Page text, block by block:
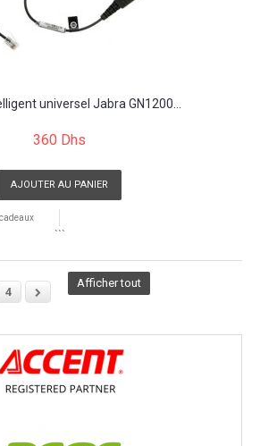
universel Jabra GN1200...
360 Dhs
AJOUTER AU PANIER
```
Afficher tout
4